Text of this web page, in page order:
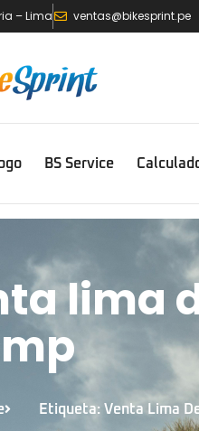
– Lima ventas@bikesprint.pe
BS Service
lima
Etiqueta: Venta Lima